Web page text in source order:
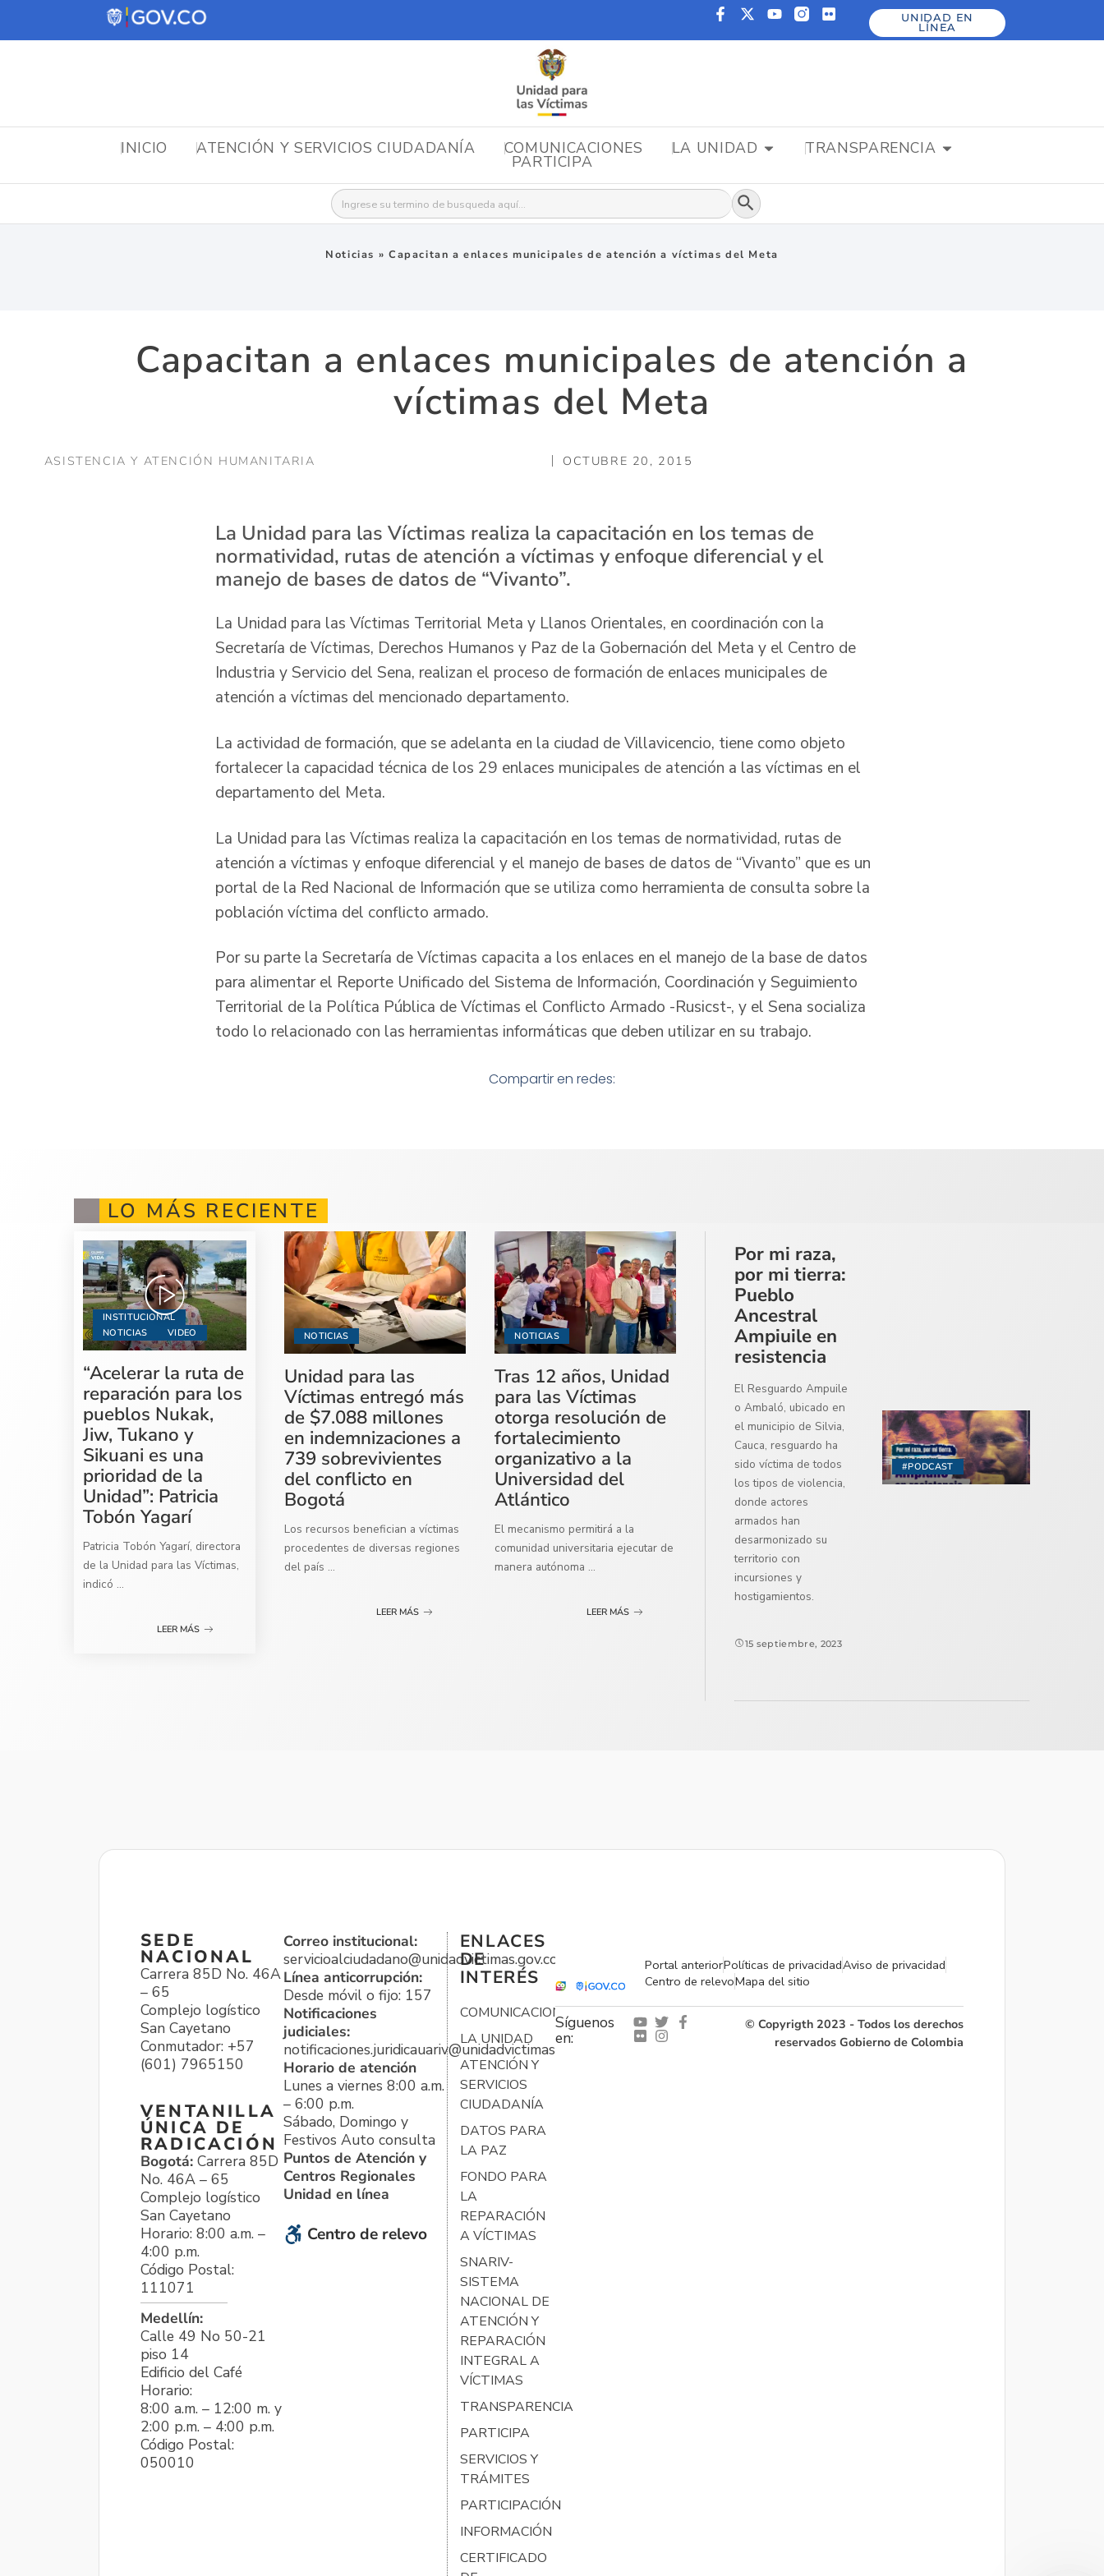
UNIDAD EN
LÍNEA
INICIO ATENCIÓN Y SERVICIOS CIUDADANÍA COMUNICACIONES LA UNIDAD TRANSPARENCIA
PARTICIPA
Buscar: Botón de búsqueda
Noticias » Capacitan a enlaces municipales de atención a víctimas del Meta
Capacitan a enlaces municipales de atención a
víctimas del Meta
ASISTENCIA Y ATENCIÓN HUMANITARIA OCTUBRE 20, 2015
La Unidad para las Víctimas realiza la capacitación en los temas de
normatividad, rutas de atención a víctimas y enfoque diferencial y el
manejo de bases de datos de “Vivanto”.
La Unidad para las Víctimas Territorial Meta y Llanos Orientales, en coordinación con la
Secretaría de Víctimas, Derechos Humanos y Paz de la Gobernación del Meta y el Centro de
Industria y Servicio del Sena, realizan el proceso de formación de enlaces municipales de
atención a víctimas del mencionado departamento.
La actividad de formación, que se adelanta en la ciudad de Villavicencio, tiene como objeto
fortalecer la capacidad técnica de los 29 enlaces municipales de atención a las víctimas en el
departamento del Meta.
La Unidad para las Víctimas realiza la capacitación en los temas de normatividad, rutas de
atención a víctimas y enfoque diferencial y el manejo de bases de datos de “Vivanto” que es un
portal de la Red Nacional de Información que se utiliza como herramienta de consulta sobre la
población víctima del conflicto armado.
Por su parte la Secretaría de Víctimas capacita a los enlaces en el manejo de la base de datos
para alimentar el Reporte Unificado del Sistema de Información, Coordinación y Seguimiento
Territorial de la Política Pública de Víctimas el Conflicto Armado -Rusicst-, y el Sena socializa
todo lo relacionado con las herramientas informáticas que deben utilizar en su trabajo.
Compartir en redes:
LO MÁS RECIENTE
INSTITUCIONAL
NOTICIAS
VIDEO
“Acelerar la ruta de
reparación para los
pueblos Nukak,
Jiw, Tukano y
Sikuani es una
prioridad de la
Unidad”: Patricia
Tobón Yagarí
Patricia Tobón Yagarí, directora
de la Unidad para las Víctimas,
indicó ...
LEER MÁS
NOTICIAS
Unidad para las
Víctimas entregó más
de $7.088 millones
en indemnizaciones a
739 sobrevivientes
del conflicto en
Bogotá
Los recursos benefician a víctimas
procedentes de diversas regiones
del país ...
LEER MÁS
NOTICIAS
Tras 12 años, Unidad
para las Víctimas
otorga resolución de
fortalecimiento
organizativo a la
Universidad del
Atlántico
El mecanismo permitirá a la
comunidad universitaria ejecutar de
manera autónoma ...
LEER MÁS
#PODCAST
Por mi raza,
por mi tierra:
Pueblo
Ancestral
Ampiuile en
resistencia
El Resguardo Ampuile
o Ambaló, ubicado en
el municipio de Silvia,
Cauca, resguardo ha
sido víctima de todos
los tipos de violencia,
donde actores
armados han
desarmonizado su
territorio con
incursiones y
hostigamientos.
15 septiembre, 2023
SEDE
NACIONAL
Carrera 85D No. 46A
– 65
Complejo logístico
San Cayetano
Conmutador: +57
(601) 7965150
VENTANILLA
ÚNICA DE
RADICACIÓN
Bogotá: Carrera 85D
No. 46A – 65
Complejo logístico
San Cayetano
Horario: 8:00 a.m. –
4:00 p.m.
Código Postal:
111071
Medellín:
Calle 49 No 50-21
piso 14
Edificio del Café
Horario:
8:00 a.m. – 12:00 m. y
2:00 p.m. – 4:00 p.m.
Código Postal:
050010
Correo institucional:
servicioalciudadano@unidadvictimas.gov.co
Línea anticorrupción:
Desde móvil o fijo: 157
Notificaciones
judiciales:
notificaciones.juridicauariv@unidadvictimas.gov.co
Horario de atención
Lunes a viernes 8:00 a.m.
– 6:00 p.m.
Sábado, Domingo y
Festivos Auto consulta
Puntos de Atención y
Centros Regionales
Unidad en línea
Centro de relevo
ENLACES
DE
INTERÉS
COMUNICACIONES
LA UNIDAD
ATENCIÓN Y
SERVICIOS
CIUDADANÍA
DATOS PARA
LA PAZ
FONDO PARA
LA
REPARACIÓN
A VÍCTIMAS
SNARIV-
SISTEMA
NACIONAL DE
ATENCIÓN Y
REPARACIÓN
INTEGRAL A
VÍCTIMAS
TRANSPARENCIA
PARTICIPA
SERVICIOS Y
TRÁMITES
PARTICIPACIÓN
INFORMACIÓN
CERTIFICADO
Portal anteriorPolíticas de privacidadAviso de privacidad
Centro de relevoMapa del sitio
Síguenos
en:
© Copyrigth 2023 - Todos los derechos
reservados Gobierno de Colombia